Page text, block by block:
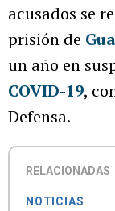
acusados se
prisión de
un año en
COVID-19,
Defensa.
RELACIONADAS
NOTICIAS